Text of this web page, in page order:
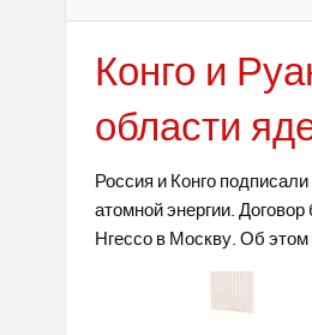
Конго и
области
Россия и Конго
атомной энергии.
Нгессо в Москву. Об